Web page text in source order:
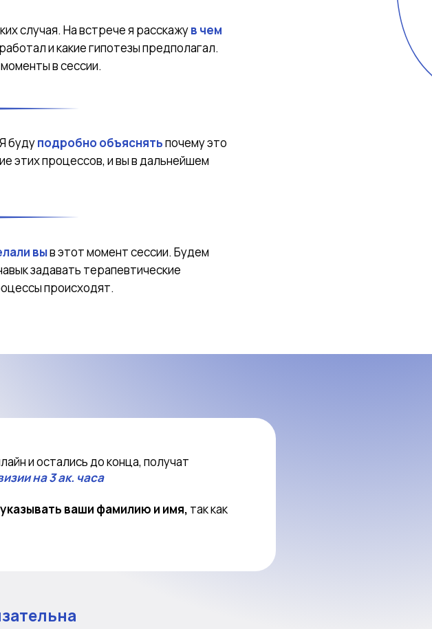
случая. На встрече я расскажув чем
и какие гипотезы предполагал.
в сессии.
будуподробно объяснятьпочему это
этих процессов, и вы в дальнейшем
выв этот момент сессии. Будем
задавать терапевтические
происходят.
и остались до конца, получат
на 3 ак. часа
ваши фамилию и имя, так как